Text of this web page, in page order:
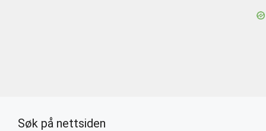
Søk på nettsiden